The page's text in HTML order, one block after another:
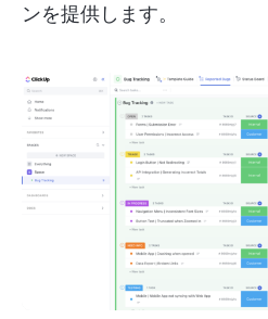
ンを提供します。